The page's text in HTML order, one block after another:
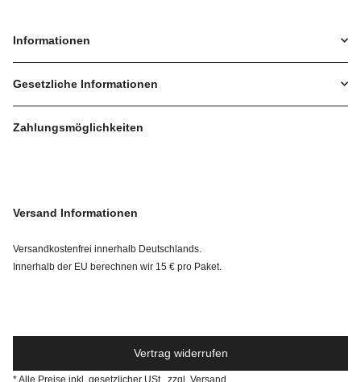
Informationen
Gesetzliche Informationen
Zahlungsmöglichkeiten
Versand Informationen
Versandkostenfrei innerhalb Deutschlands.
Innerhalb der EU berechnen wir 15 € pro Paket.
Vertrag widerrufen
* Alle Preise inkl. gesetzlicher USt., zzgl. Versand